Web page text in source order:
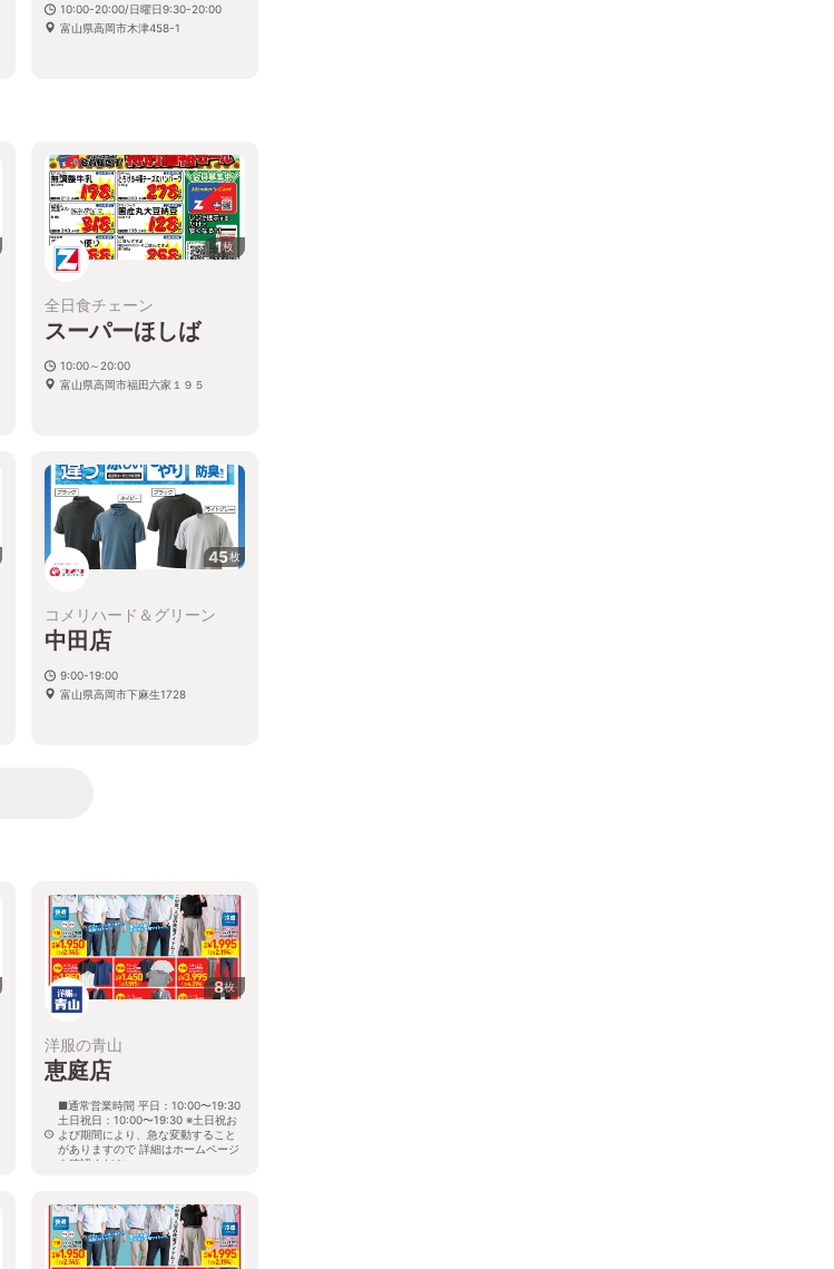
10:00-20:00/日曜日9:30-20:00
富山県高岡市木津458-1
1枚
全日食チェーン
スーパーほしば
10:00～20:00
富山県高岡市福田六家１９５
45枚
コメリハード＆グリーン
中田店
9:00-19:00
富山県高岡市下麻生1728
8枚
洋服の青山
恵庭店
■通常営業時間 平日：10:00〜19:30
土日祝日：10:00〜19:30 ※土日祝お
よび期間により、急な変動すること
がありますので 詳細はホームページ
を確認ください